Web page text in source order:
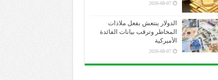
2026-08-07
الدولار ينتعش بفعل ملاذات
المخاطر وترقب بيانات الفائدة
الأميركية
2026-08-07